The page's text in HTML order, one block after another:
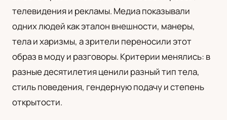
телевидения и рекламы. Медиа показывали
одних людей как эталон внешности, манеры,
тела и харизмы, а зрители переносили этот
образ в моду и разговоры. Критерии менялись: в
разные десятилетия ценили разный тип тела,
стиль поведения, гендерную подачу и степень
открытости.